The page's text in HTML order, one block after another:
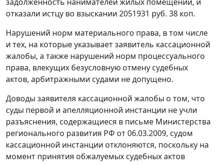
задолженность нанимателей жилых помещений, и
отказали истцу во взыскании 2051931 руб. 38 коп.
Нарушений норм материального права, в том числе
и тех, на которые указывает заявитель кассационной
жалобы, а также нарушений норм процессуального
права, влекущих безусловную отмену судебных
актов, арбитражными судами не допущено.
Доводы заявителя кассационной жалобы о том, что
суды первой и апелляционной инстанции не учли
разъяснения, содержащиеся в письме Министерства
регионального развития РФ от 06.03.2009, судом
кассационной инстанции отклоняются, поскольку на
момент принятия обжалуемых судебных актов